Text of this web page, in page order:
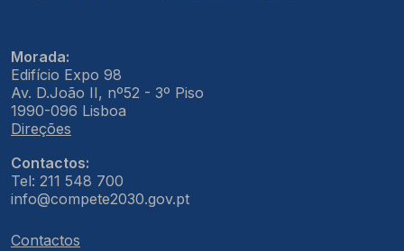
Morada:
Edifício Expo 98
Av. D.João II, nº52 - 3º Piso
1990-096 Lisboa
Direções
Contactos:
Tel: 211 548 700
info@compete2030.gov.pt
Contactos